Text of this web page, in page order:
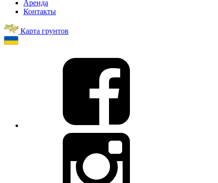
Аренда
Контакты
Карта грунтов